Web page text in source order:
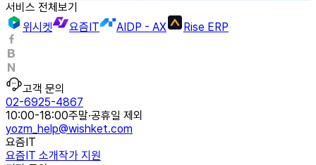
서비스 전체보기
위시켓
요즘IT AIDP - AX Rise ERP
고객 문의
02-6925-4867
10:00-18:00주말·공휴일 제외
yozm_help@wishket.com
요즘IT
요즘IT 소개작가 지원